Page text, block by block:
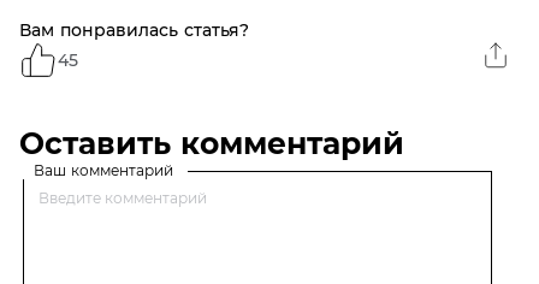
Вам понравилась статья?
45
Оставить комментарий
Ваш комментарий